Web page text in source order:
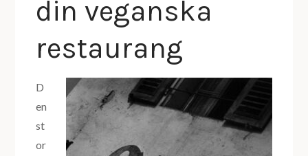
din veganska
restaurang
D
en
st
or